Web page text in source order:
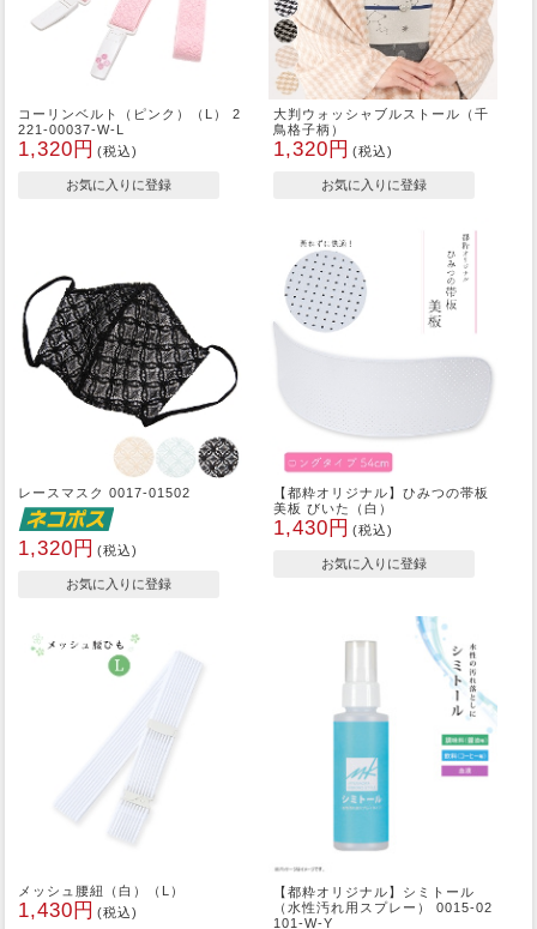
コーリンベルト（ピンク）（L） 2
221-00037-W-L
1,320円 (税込)
大判ウォッシャブルストール（千
鳥格子柄）
1,320円 (税込)
レースマスク 0017-01502
1,320円 (税込)
【都粋オリジナル】ひみつの帯板
美板 びいた（白）
1,430円 (税込)
メッシュ腰紐（白）（L）
1,430円 (税込)
【都粋オリジナル】シミトール
（水性汚れ用スプレー） 0015-02
101-W-Y